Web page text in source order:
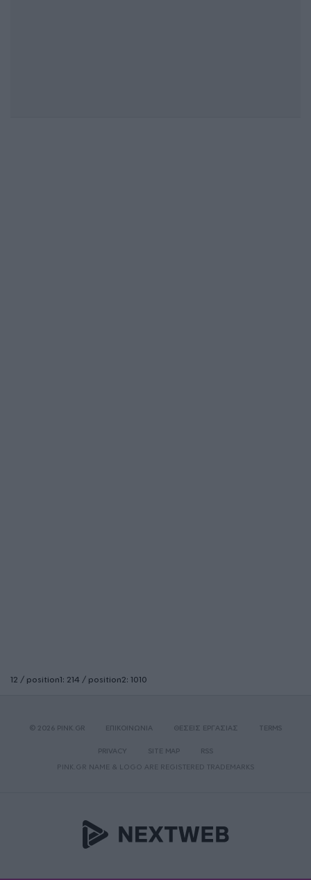
12 / position1: 214 / position2: 1010
© 2026 PINK.GR ΕΠΙΚΟΙΝΩΝΙΑ ΘΕΣΕΙΣ ΕΡΓΑΣΙΑΣ TERMS
PRIVACY SITE MAP
RSS
PINK.GR NAME & LOGO ARE REGISTERED TRADEMARKS